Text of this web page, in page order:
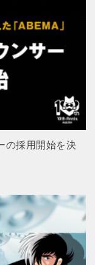
の採用開始を決